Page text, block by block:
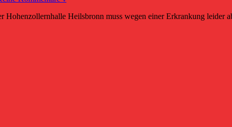
Hohenzollernhalle Heilsbronn muss wegen einer Erkrankung